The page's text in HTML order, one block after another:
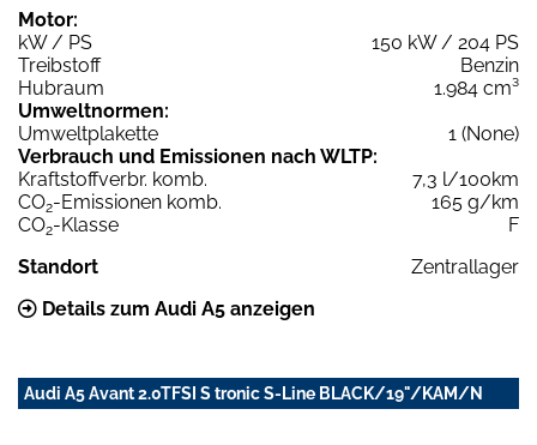
Motor:
kW / PS
150 kW / 204 PS
Treibstoff
Benzin
Hubraum
1.984 cm³
Umweltnormen:
Umweltplakette
1 (None)
Verbrauch und Emissionen nach WLTP:
Kraftstoffverbr. komb.
7,3 l/100km
CO2-Emissionen komb.
165 g/km
CO2-Klasse
F
Standort
Zentrallager
Details zum Audi A5 anzeigen
Audi A5 Avant 2.0TFSI S tronic S-Line BLACK/19"/KAM/N